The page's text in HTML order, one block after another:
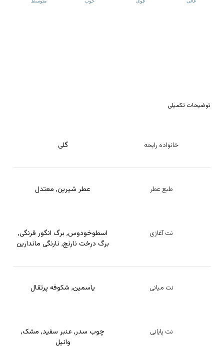
توضیحات تکمیلی
خانواده رایحه گلی
طبع عطر عطر شیرین, معتدل
نت آغازی اسطوخودوس, برگ انگور فرنگی,
برگ درخت نارنج, نارنگی ماندارین
نت میانی یاسمین, شکوفه پرتقال
نت پایانی چوب سدر, عنبر سفید, مشک,
وانیل